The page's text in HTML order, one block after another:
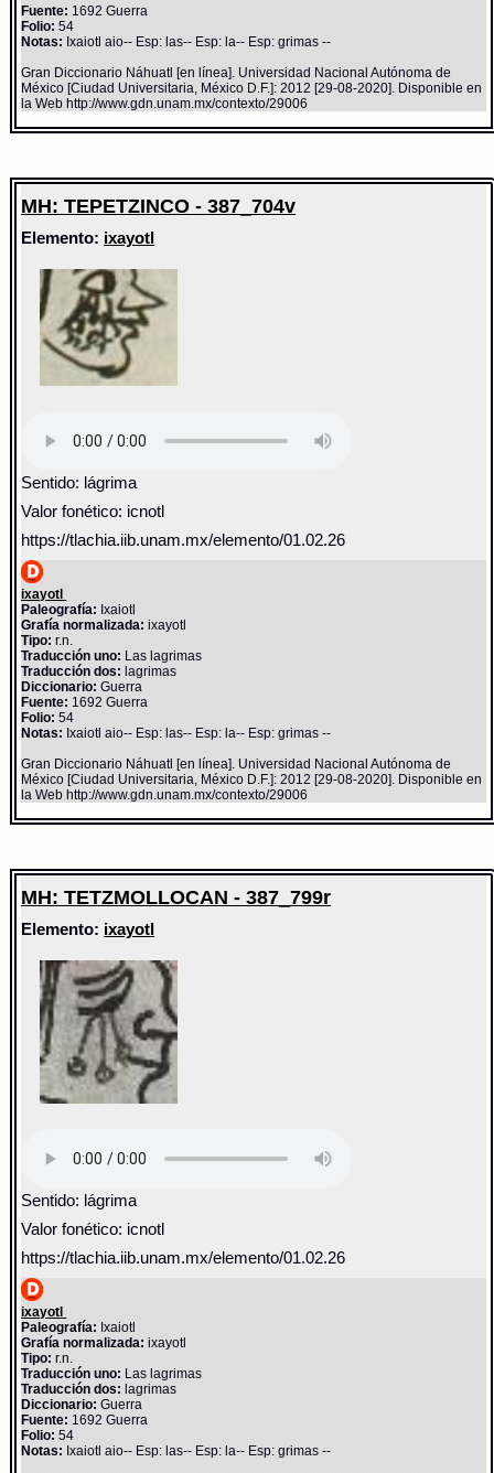
Fuente: 1692 Guerra
Folio: 54
Notas: Ixaiotl aio-- Esp: las-- Esp: la-- Esp: grimas --
Gran Diccionario Náhuatl [en línea]. Universidad Nacional Autónoma de
México [Ciudad Universitaria, México D.F.]: 2012 [29-08-2020]. Disponible en
la Web http://www.gdn.unam.mx/contexto/29006
MH: TEPETZINCO - 387_704v
Elemento: ixayotl
Sentido: lágrima
Valor fonético: icnotl
https://tlachia.iib.unam.mx/elemento/01.02.26
ixayotl
Paleografía: Ixaiotl
Grafía normalizada: ixayotl
Tipo: r.n.
Traducción uno: Las lagrimas
Traducción dos: lagrimas
Diccionario:Guerra
Fuente: 1692 Guerra
Folio: 54
Notas: Ixaiotl aio-- Esp: las-- Esp: la-- Esp: grimas --
Gran Diccionario Náhuatl [en línea]. Universidad Nacional Autónoma de
México [Ciudad Universitaria, México D.F.]: 2012 [29-08-2020]. Disponible en
la Web http://www.gdn.unam.mx/contexto/29006
MH: TETZMOLLOCAN - 387_799r
Elemento: ixayotl
Sentido: lágrima
Valor fonético: icnotl
https://tlachia.iib.unam.mx/elemento/01.02.26
ixayotl
Paleografía: Ixaiotl
Grafía normalizada: ixayotl
Tipo: r.n.
Traducción uno: Las lagrimas
Traducción dos: lagrimas
Diccionario:Guerra
Fuente: 1692 Guerra
Folio: 54
Notas: Ixaiotl aio-- Esp: las-- Esp: la-- Esp: grimas --